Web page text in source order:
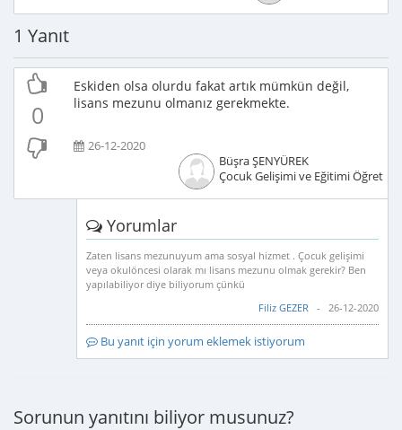
1 Yanıt
0
Eskiden olsa olurdu fakat artık mümkün değil,
lisans mezunu olmanız gerekmekte.
26-12-2020
Büşra ŞENYÜREK
Çocuk Gelişimi ve Eğitimi
Yorumlar
Zaten lisans mezunuyum ama sosyal hizmet . Çocuk gelişimi
veya okulöncesi olarak mı lisans mezunu olmak gerekir? Ben
yapılabiliyor diye biliyorum çünkü
Filiz GEZER - 26-12-2020
Bu yanıt için yorum eklemek istiyorum
Sorunun yanıtını biliyor musunuz?